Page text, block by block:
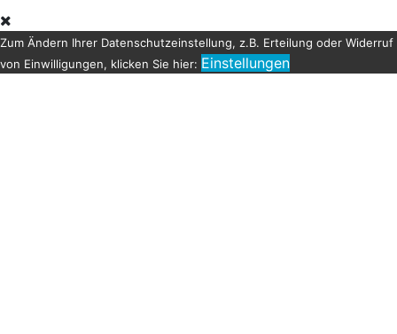
Zum Ändern Ihrer Datenschutzeinstellung, z.B. Erteilung oder Widerruf
von Einwilligungen, klicken Sie hier: Einstellungen